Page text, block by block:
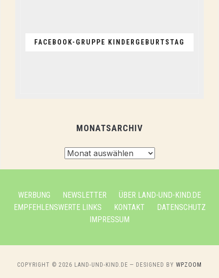
FACEBOOK-GRUPPE KINDERGEBURTSTAG
MONATSARCHIV
WERBUNG NEWSLETTER
ÜBER LAND-UND-KIND.DE
EMPFEHLENSWERTE LINKS
KONTAKT
DATENSCHUTZ
IMPRESSUM
COPYRIGHT © 2026 LAND-UND-KIND.DE — DESIGNED BY WPZOOM